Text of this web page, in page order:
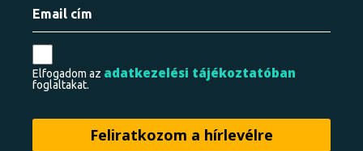
Elfogadom az adatkezelési tájékoztatóban
foglaltakat.